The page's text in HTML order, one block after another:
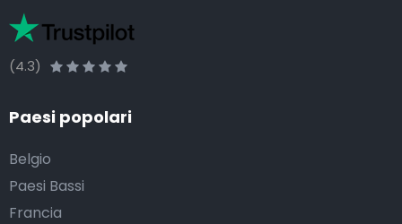
(4.3)
Paesi popolari
Belgio
Paesi Bassi
Francia